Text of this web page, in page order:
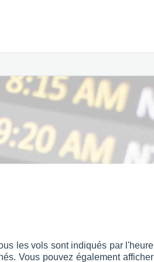
les vols sont indiqués par l'heure
Vous pouvez également afficher